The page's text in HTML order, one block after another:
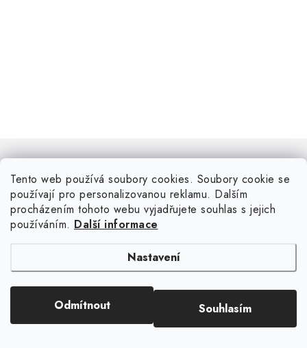
Tento web používá soubory cookies. Soubory cookie se
používají pro personalizovanou reklamu. Dalším
procházením tohoto webu vyjadřujete souhlas s jejich
používáním. Další informace
Nastavení
Odmítnout Souhlasím
Sledujte nás na Instagramu
ZOBRAZIT PROFIL